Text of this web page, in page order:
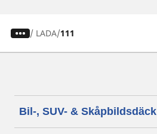
/ LADA 111
Bil-, SUV- & Skåpbildsdäck